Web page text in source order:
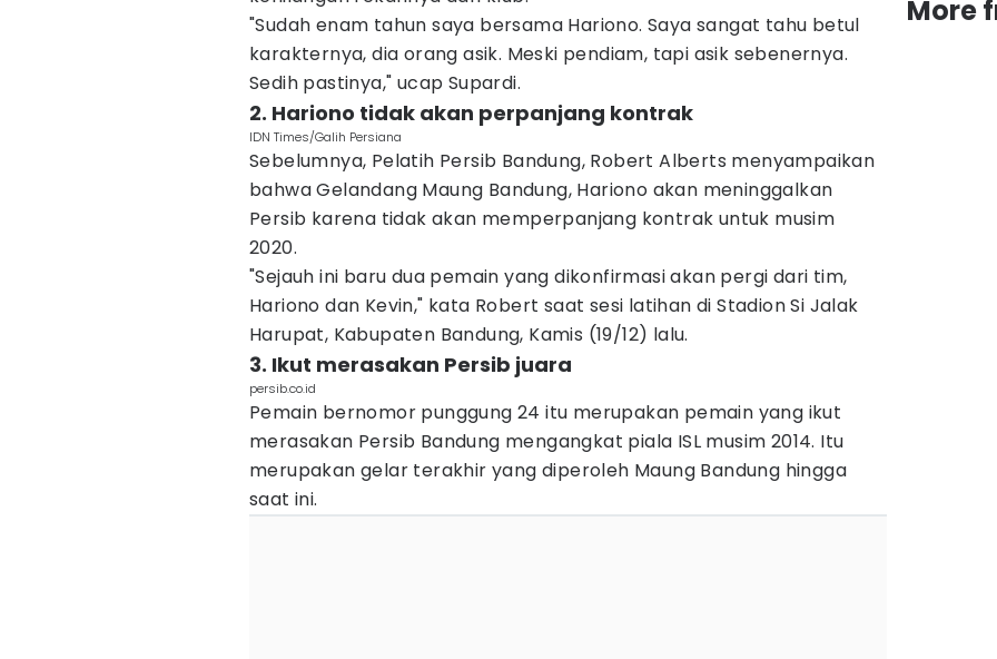
"Sudah enam tahun saya bersama Hariono. Saya sangat tahu betul
karakternya, dia orang asik. Meski pendiam, tapi asik sebenernya.
Sedih pastinya," ucap Supardi.
2. Hariono tidak akan perpanjang kontrak
IDN Times/Galih Persiana
Sebelumnya, Pelatih Persib Bandung, Robert Alberts menyampaikan
bahwa Gelandang Maung Bandung, Hariono akan meninggalkan
Persib karena tidak akan memperpanjang kontrak untuk musim
2020.
"Sejauh ini baru dua pemain yang dikonfirmasi akan pergi dari tim,
Hariono dan Kevin," kata Robert saat sesi latihan di Stadion Si Jalak
Harupat, Kabupaten Bandung, Kamis (19/12) lalu.
3. Ikut merasakan Persib juara
persib.co.id
Pemain bernomor punggung 24 itu merupakan pemain yang ikut
merasakan Persib Bandung mengangkat piala ISL musim 2014. Itu
merupakan gelar terakhir yang diperoleh Maung Bandung hingga
saat ini.
More